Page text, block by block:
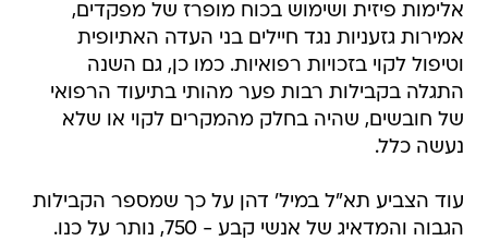
אלימות פיזית ושימוש בכוח מופרז של מפקדים,
אמירות גזעניות נגד חיילים בני העדה האתיופית
וטיפול לקוי בזכויות רפואיות. כמו כן, גם השנה
התגלה בקבילות רבות פער מהותי בתיעוד הרפואי
של חובשים, שהיה בחלק מהמקרים לקוי או שלא
נעשה כלל.
עוד הצביע תא"ל במיל' דהן על כך שמספר הקבילות
הגבוה והמדאיג של אנשי קבע - 750, נותר על כנו.